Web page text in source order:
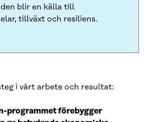
blir en källa till
tillväxt och resiliens.
i vårt arbete och resultat:
programmet förebygger